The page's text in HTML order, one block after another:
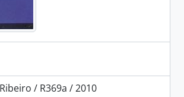
/ R369a / 2010